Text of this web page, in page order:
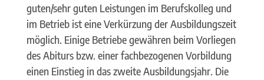
guten/sehr guten Leistungen im Berufskolleg und
im Betrieb ist eine Verkürzung der Ausbildungszeit
möglich. Einige Betriebe gewähren beim Vorliegen
des Abiturs bzw. einer fachbezogenen Vorbildung
einen Einstieg in das zweite Ausbildungsjahr. Die